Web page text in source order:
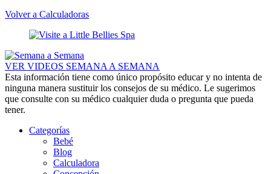
Volver a Calculadoras
VER VIDEOS SEMANA A SEMANA
Esta información tiene como único propósito educar y no intenta de
ninguna manera sustituir los consejos de su médico. Le sugerimos
que consulte con su médico cualquier duda o pregunta que pueda
tener.
Categorías
Bebé
Blog
Calculadora